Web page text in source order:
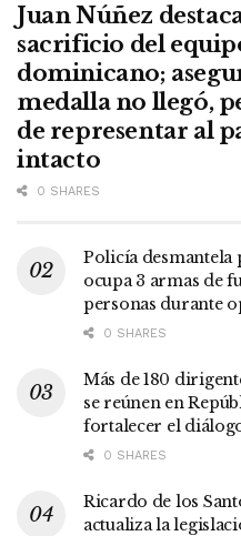
Juan Núñez
sacrificio del
dominicano;
medalla no llegó,
de representar al
intacto
0 SHARES
Policía desmantela
ocupa 3 armas de
personas durante
0 SHARES
Más de 180
se reúnen en
fortalecer el
0 SHARES
Ricardo de los
actualiza la